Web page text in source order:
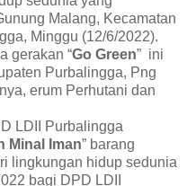
Malang, Kecamatan
Minggu (12/6/2022).
gerakan “Go Green” ini
Purbalingga, Png
erum Perhutani dan
LDII Purbalingga
Minal Iman” barang
lingkungan hidup sedunia
bagi DPD LDII